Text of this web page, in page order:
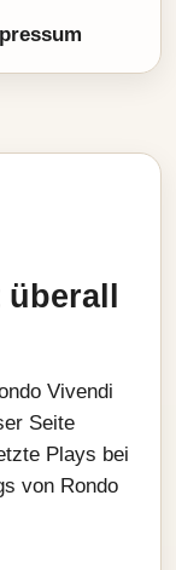
überall
Vivendi
Seite
Plays bei
von Rondo